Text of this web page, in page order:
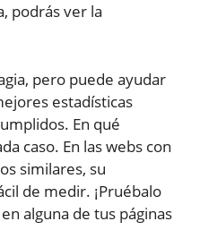
podrás ver la
pero puede ayudar
estadísticas
En qué
caso. En las webs con
similares, su
de medir. ¡Pruébalo
alguna de tus páginas